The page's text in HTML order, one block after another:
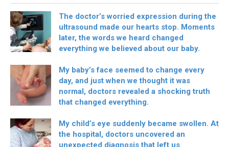
The doctor’s worried expression during the
ultrasound made our hearts stop. Moments
later, the words we heard changed
everything we believed about our baby.
My baby’s face seemed to change every
day, and just when we thought it was
normal, doctors revealed a shocking truth
that changed everything.
My child’s eye suddenly became swollen. At
the hospital, doctors uncovered an
unexpected diagnosis that left us